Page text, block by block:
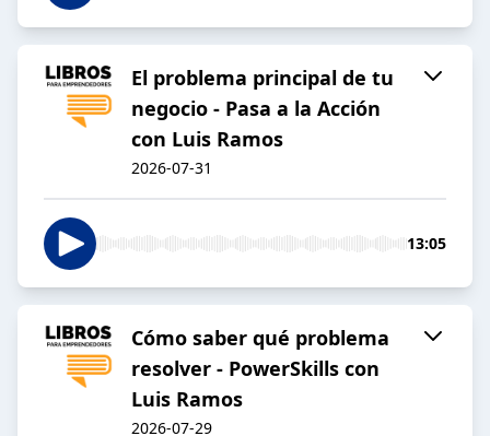
El problema principal de tu
negocio - Pasa a la Acción
con Luis Ramos
2026-07-31
13:05
Cómo saber qué problema
resolver - PowerSkills con
Luis Ramos
2026-07-29